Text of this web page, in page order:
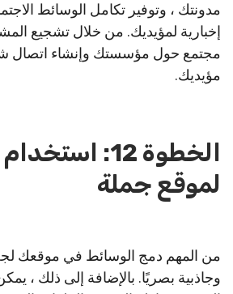
مدونتك ، وتوفير تكامل الوسائط
إخبارية لمؤيديك. من خلال تشجيع
مجتمع حول مؤسستك وإنشاء اتصال
مؤيديك.
الخطوة 12:
لموقع جملة
من المهم دمج الوسائط في موقعك
وجاذبية بصريًا. بالإضافة إلى ذلك ،